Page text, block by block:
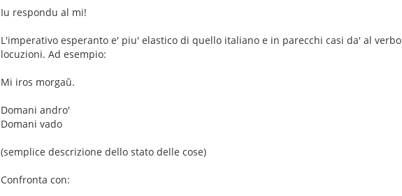
Iu respondu al mi!
L'imperativo esperanto e' piu' elastico di quello italiano e in parecchi casi da' al
locuzioni. Ad esempio:
Mi iros morgaŭ.
Domani andro'
Domani vado
(semplice descrizione dello stato delle cose)
Confronta con: